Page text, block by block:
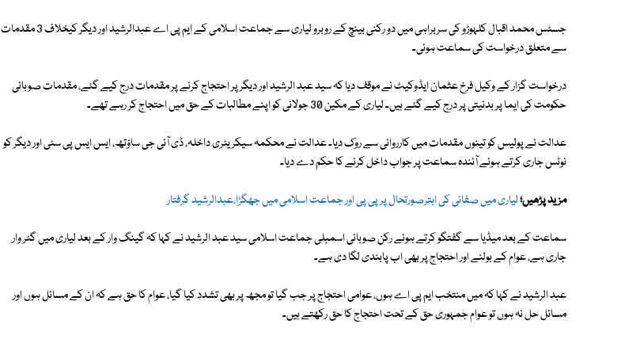
جسٹس محمد اقبال کلہوڑو کی سربراہی میں دو رکنی بینچ کے روبرو لیاری سے جماعت اسلامی کے ایم پی اے عبدالرشید اور دیگر کیخلاف 3 مقدمات
سے متعلق درخواست کی سماعت ہوئی۔
درخواست گزار کے وکیل فرخ عثمان ایڈوکیٹ نے موقف دیا کہ سید عبد الرشید اور دیگر پر احتجاج کرنے پر مقدمات درج کیے گئے، مقدمات صوبائی
حکومت کی ایما پر بدنیتی پر درج کیے گئے ہیں۔ لیاری کے مکین 30 جولائی کو اپنے مطالبات کے حق میں احتجاج کر رہے تھے۔
عدالت نے پولیس کو تینوں مقدمات میں کارروائی سے روک دیا۔ عدالت نے محکمہ سیکریٹری داخلہ، ڈی آئی جی ساؤتھ، ایس ایس پی سٹی اور دیگر کو
نوٹس جاری کرتے ہوئے آئندہ سماعت پر جواب داخل کرنے کا حکم دے دیا۔
مزید پڑھیں؛لیاری میں صفائی کی ابترصورتحال پر پی پی اور جماعت اسلامی میں جھگڑا،عبدالرشید گرفتار
سماعت کے بعد میڈیا سے گفتگو کرتے ہوئے رکن صوبائی اسمبلی جماعت اسلامی سید عبد الرشید نے کہا کہ گینگ وار کے بعد لیاری میں گٹر وار
جاری ہے، عوام کے بولنے اور احتجاج پر بھی اب پابندی لگا دی ہے۔
عبد الرشید نے کہا کہ میں منتخب ایم پی اے ہوں، عوامی احتجاج پر جب گیا تو مجھ پر بھی تشدد کیا گیا، عوام کا حق ہے کہ ان کے مسائل ہوں اور
مسائل حل نہ ہوں تو عوام جمہوری حق کے تحت احتجاج کا حق رکھتے ہیں۔